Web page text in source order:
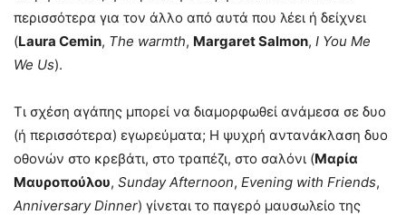
περισσότερα για τον άλλο από αυτά που λέει ή δείχνει
(Laura Cemin, The warmth, Margaret Salmon, I You Me
We Us).
Τι σχέση αγάπης μπορεί να διαμορφωθεί ανάμεσα σε δυο
(ή περισσότερα) εγωρεύματα; Η ψυχρή αντανάκλαση δυο
οθονών στο κρεβάτι, στο τραπέζι, στο σαλόνι (Mαρία
Μαυροπούλου, Sunday Afternoon, Evening with Friends,
Anniversary Dinner) γίνεται το παγερό μαυσωλείο της